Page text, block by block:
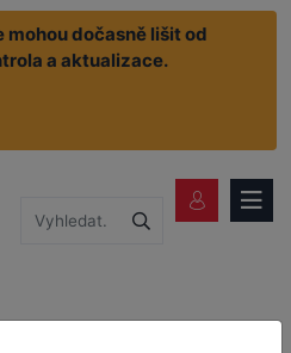
mohou dočasně lišit od
a aktualizace.